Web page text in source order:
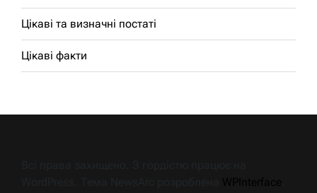
Цікаві та визначні постаті
Цікаві факти